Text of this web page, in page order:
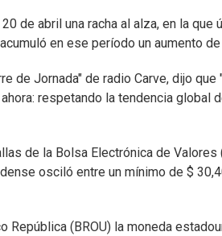
de abril una racha al alza, en la
en ese período un aumento de
de Jornada" de radio Carve, dijo
respetando la tendencia global
de la Bolsa Electrónica de
osciló entre un mínimo de $
República (BROU) la moneda